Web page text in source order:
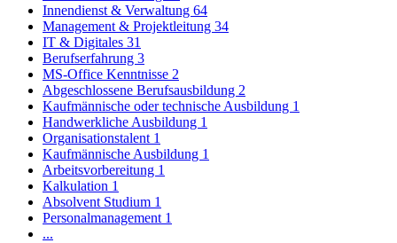
Innendienst & Verwaltung 64
Management & Projektleitung 34
IT & Digitales 31
Berufserfahrung 3
MS-Office Kenntnisse 2
Abgeschlossene Berufsausbildung 2
Kaufmännische oder technische Ausbildung 1
Handwerkliche Ausbildung 1
Organisationstalent 1
Kaufmännische Ausbildung 1
Arbeitsvorbereitung 1
Kalkulation 1
Absolvent Studium 1
Personalmanagement 1
...